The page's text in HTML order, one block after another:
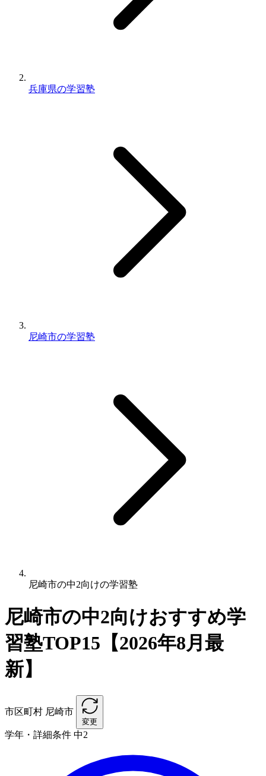
兵庫県の学習塾
尼崎市の学習塾
尼崎市の中2向けの学習塾
尼崎市の中2向けおすすめ学
習塾TOP15【2026年8月最
新】
市区町村 尼崎市
変更
学年・詳細条件 中2